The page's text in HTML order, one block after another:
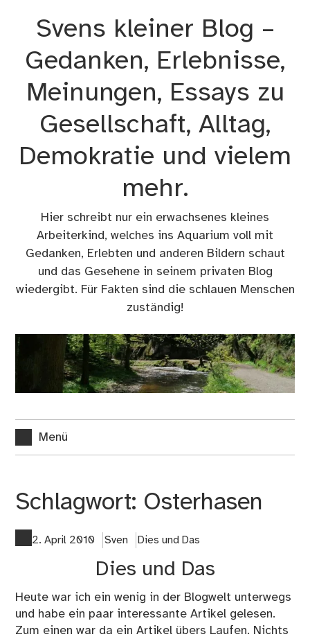
Svens kleiner Blog –
Gedanken, Erlebnisse,
Meinungen, Essays zu
Gesellschaft, Alltag,
Demokratie und vielem
mehr.
Hier schreibt nur ein erwachsenes kleines
Arbeiterkind, welches ins Aquarium voll mit
Gedanken, Erlebten und anderen Bildern schaut
und das Gesehene in seinem privaten Blog
wiedergibt. Für Fakten sind die schlauen Menschen
zuständig!
Menü
Schlagwort: Osterhasen
2. April 2010 Sven Dies und Das
Dies und Das
Heute war ich ein wenig in der Blogwelt unterwegs
und habe ein paar interessante Artikel gelesen.
Zum einen war da ein Artikel übers Laufen. Nichts